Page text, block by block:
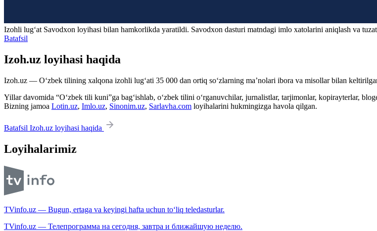
Izohli lugʻat Savodxon loyihasi bilan hamkorlikda yaratildi. Savodxon dasturi matndagi imlo xatolarini aniqlash va
Batafsil
Izoh.uz loyihasi haqida
Izoh.uz — O‘zbek tilining xalqona izohli lug‘ati 35 000 dan ortiq so‘zlarning ma’nolari ibora va misollar bilan
Yillar davomida “O‘zbek tili kuni”ga bag‘ishlab, o‘zbek tilini o‘rganuvchilar, jurnalistlar, tarjimonlar, kopirayterlar,
Bizning jamoa Lotin.uz, Imlo.uz, Sinonim.uz, Sarlavha.com loyihalarini hukmingizga havola qilgan.
Batafsil Izoh.uz loyihasi haqida
Loyihalarimiz
TVinfo.uz — Bugun, ertaga va keyingi hafta uchun to‘liq teledasturlar.
TVinfo.uz — Телепрограмма на сегодня, завтра и ближайшую неделю.